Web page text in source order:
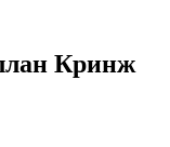
Кринж